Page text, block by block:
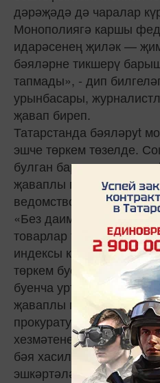
дәрәҗәдә дә чаралар
Монополиягә каршы
идарәсенең җиләк —
бәяләрне тикшерү
тапмады», - дип
урынбасары,
җавап биреп.
Татарстанда бәяләрyt
эшче төркем төзелде.
булган барлык
җаваплы
ведомстволарга
«Без даими рәвештә
товарлар төркемнәре
индексы күрсәткечен
төркем буенча бәяләр
буенча уртача
җаваплы
прокуратура һәм
хезмәтенең ТР буенча
бәя хасил итүнең
эшкәртәләр», — дип